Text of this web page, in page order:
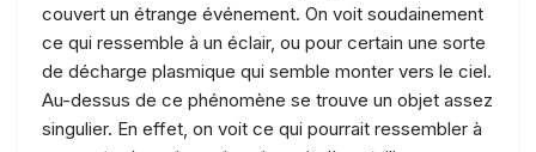
couvert un étrange événement. On voit soudainement
ce qui ressemble à un éclair, ou pour certain une sorte
de décharge plasmique qui semble monter vers le ciel.
Au-dessus de ce phénomène se trouve un objet assez
singulier. En effet, on voit ce qui pourrait ressembler à